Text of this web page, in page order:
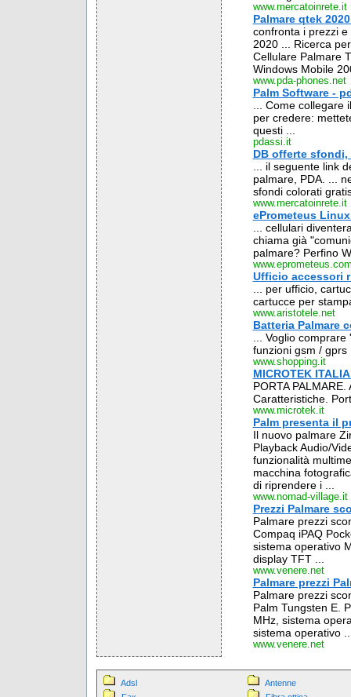
www.mercatoinrete.it
Palmare qtek
confronta i prezzi
2020 ... Ricerca
Cellulare Palmare
Windows Mobile
www.pda-phones.net
Palm Software -
... Come
per credere:
questi ...
pdassi.it
DB offerte
... il seguente link
palmare, PDA. ...
sfondi colorati
www.mercatoinrete.it
ePrometeus
... cellulari
chiama già
palmare? Perfino
Ufficio accessori
... per ufficio,
cartucce per
www.aristotele.net
Batteria Palmare
... Voglio
funzioni gsm / gprs
www.shopping.it
MICROTEK
PORTA
Caratteristiche.
www.microtek.it
Palm presenta il
Il nuovo palmare
Playback Audio/
funzionalità
macchina
di riprendere i ...
www.nomad-village.it
Prezzi Palmare
Palmare prezzi
Compaq iPAQ
sistema operativo
display TFT ...
www.venere.net
Palmare prezzi
Palmare prezzi
Palm Tungsten E.
MHz, sistema
sistema operativo
www.venere.net
Adsl
Antenne